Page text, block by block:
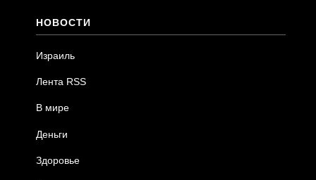
НОВОСТИ
Израиль
Лента RSS
В мире
Деньги
Здоровье